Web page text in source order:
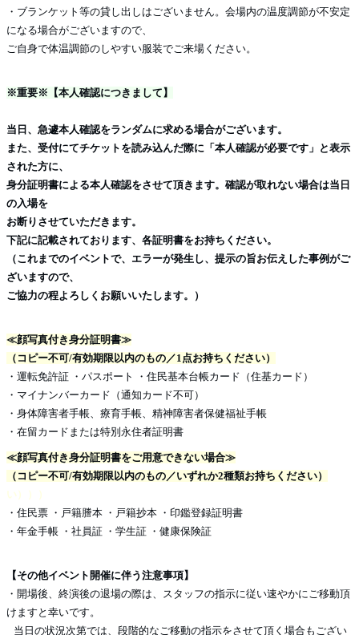
・ブランケット等の貸し出しはございません。会場内の温度調節が不安定
になる場合がございますので、
ご自身で体温調節のしやすい服装でご来場ください。
※重要※【本人確認につきまして】
当日、急遽本人確認をランダムに求める場合がございます。
また、受付にてチケットを読み込んだ際に「本人確認が必要です」と表示
された方に、
身分証明書による本人確認をさせて頂きます。確認が取れない場合は当日
の入場を
お断りさせていただきます。
下記に記載されております、各証明書をお持ちください。
（これまでのイベントで、エラーが発生し、提示の旨お伝えした事例がご
ざいますので、
ご協力の程よろしくお願いいたします。）
≪顔写真付き身分証明書≫
（コピー不可/有効期限以内のもの／1点お持ちください）
・運転免許証 ・パスポート ・住民基本台帳カード（住基カード）
・マイナンバーカード（通知カード不可）
・身体障害者手帳、療育手帳、精神障害者保健福祉手帳
・在留カードまたは特別永住者証明書
≪顔写真付き身分証明書をご用意できない場合≫
（コピー不可/有効期限以内のもの／いずれか2種類お持ちください）
い）））
・住民票 ・戸籍謄本 ・戸籍抄本 ・印鑑登録証明書
・年金手帳 ・社員証 ・学生証 ・健康保険証
【その他イベント開催に伴う注意事項】
・開場後、終演後の退場の際は、スタッフの指示に従い速やかにご移動頂
けますと幸いです。
当日の状況次第では、段階的なご移動の指示をさせて頂く場合もござい